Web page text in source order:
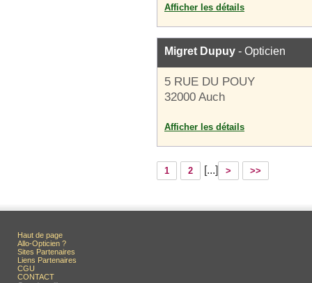
Afficher les détails
Migret Dupuy - Opticien
5 RUE DU POUY
32000 Auch
Afficher les détails
1 2 [...] > >>
Haut de page
Allo-Opticien ?
Sites Partenaires
Liens Partenaires
CGU
CONTACT